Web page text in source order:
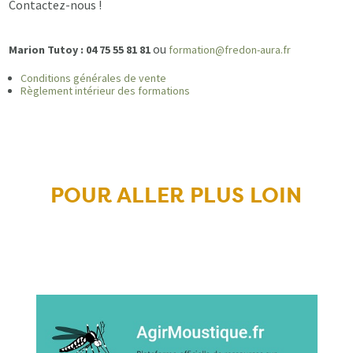
Contactez-nous !
Marion Tutoy : 04 75 55 81 81ou formation@fredon-aura.fr
Conditions générales de vente
Règlement intérieur des formations
POUR ALLER PLUS LOIN